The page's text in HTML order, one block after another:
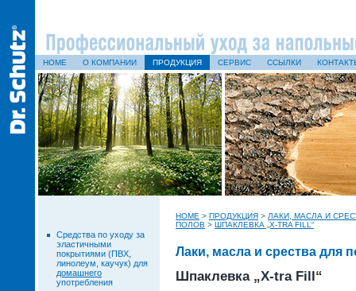
HOME О КОМПАНИИ ПРОДУКЦИЯ СЕРВИС ССЫЛКИ
Средства по уходу за
эластичными
покрытиями (ПВХ,
линолеум, каучук) для
домашнего
употребления
HOME > ПРОДУКЦИЯ > ЛАКИ, МАСЛА И
ПОЛОВ > ШПАКЛЕВКА „X-TRA FILL“
Лаки, масла и срества для
Шпаклевка „X-tra Fill“